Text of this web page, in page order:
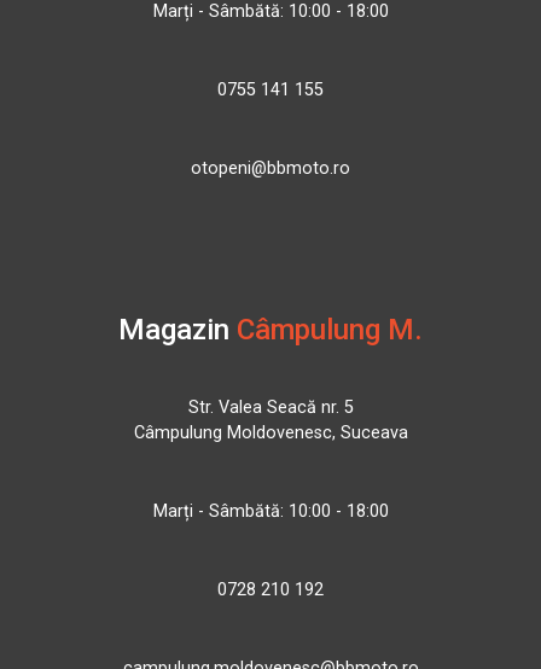
Marți - Sâmbătă: 10:00 - 18:00
0755 141 155
otopeni@bbmoto.ro
Magazin Câmpulung M.
Str. Valea Seacă nr. 5
Câmpulung Moldovenesc, Suceava
Marți - Sâmbătă: 10:00 - 18:00
0728 210 192